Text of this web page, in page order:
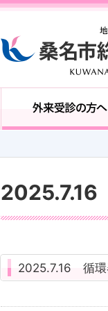
2025.7.16 循